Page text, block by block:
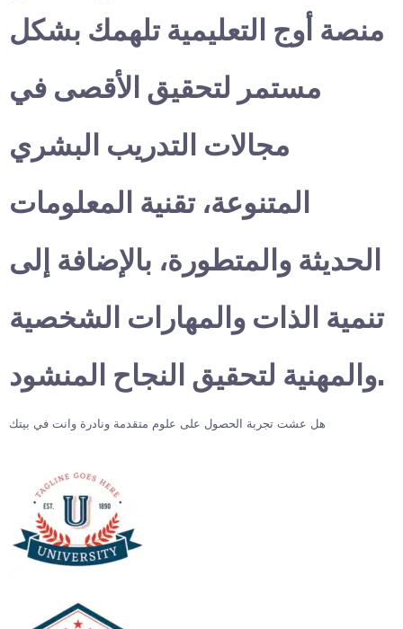
منصة أوج التعليمية تلهمك بشكل
مستمر لتحقيق الأقصى في
مجالات التدريب البشري
المتنوعة، تقنية المعلومات
الحديثة والمتطورة، بالإضافة إلى
تنمية الذات والمهارات الشخصية
والمهنية لتحقيق النجاح المنشود.
هل عشت تجربة الحصول على علوم متقدمة ونادرة وانت في بيتك